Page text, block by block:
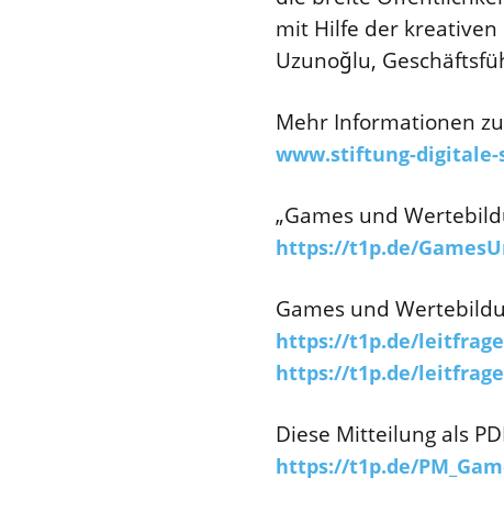
mit Hilfe der kreativen
Uzunoğlu,
Mehr Informationen
www.stiftung-
„Games und
https://t1p.de/
Games und
https://t1p.de/
https://t1p.de/
Diese Mitteilung als
https://t1p.de/